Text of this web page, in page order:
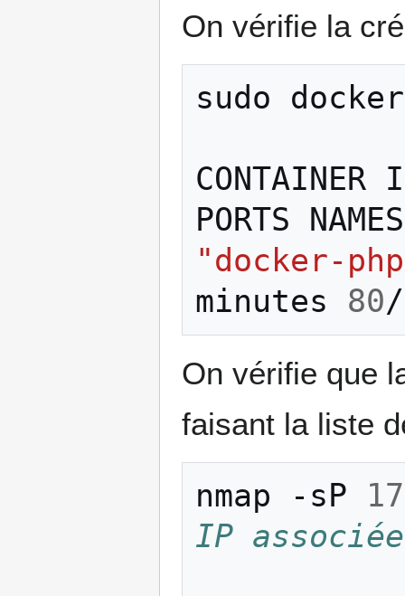
On vérifie la
sudo docker
CONTAINER
PORTS
NAMES
"docker-
minutes
80
On vérifie que
faisant la liste
nmap -sP
IP